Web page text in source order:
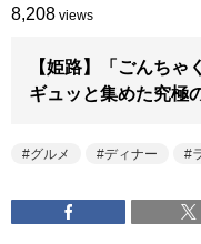
8,208 views
【姫路】「ごんちゃ
ギュッと集めた究極
グルメ ディナー